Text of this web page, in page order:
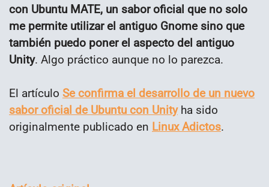
con Ubuntu MATE, un sabor oficial que no solo
me permite utilizar el antiguo Gnome sino que
también puedo poner el aspecto del antiguo
Unity. Algo práctico aunque no lo parezca.
El artículo Se confirma el desarrollo de un nuevo
sabor oficial de Ubuntu con Unityha sido
originalmente publicado en Linux Adictos.